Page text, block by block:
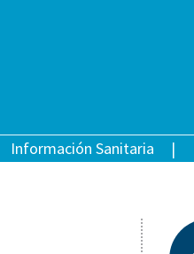
Información Sanitaria